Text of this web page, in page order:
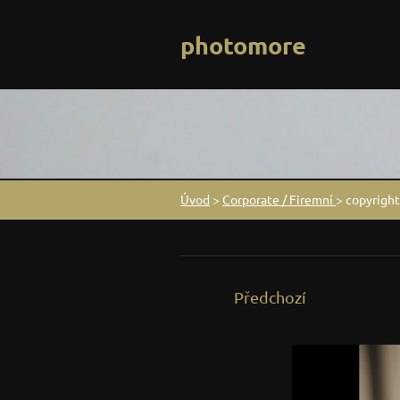
photomore
Úvod > Corporate / Firemní >
Předchozí